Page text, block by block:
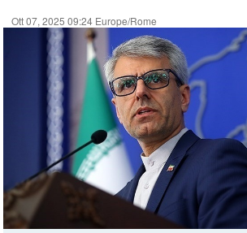
Ott 07, 2025 09:24 Europe/Rome